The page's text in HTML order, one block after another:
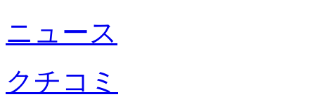
ニュース
クチコミ